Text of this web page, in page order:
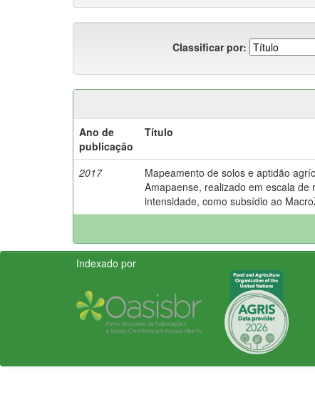
Classificar por:
Ano de
publicação
Título
2017
Mapeamento de solos e aptidão
Amapaense, realizado em escala de
intensidade, como subsídio ao
Indexado por